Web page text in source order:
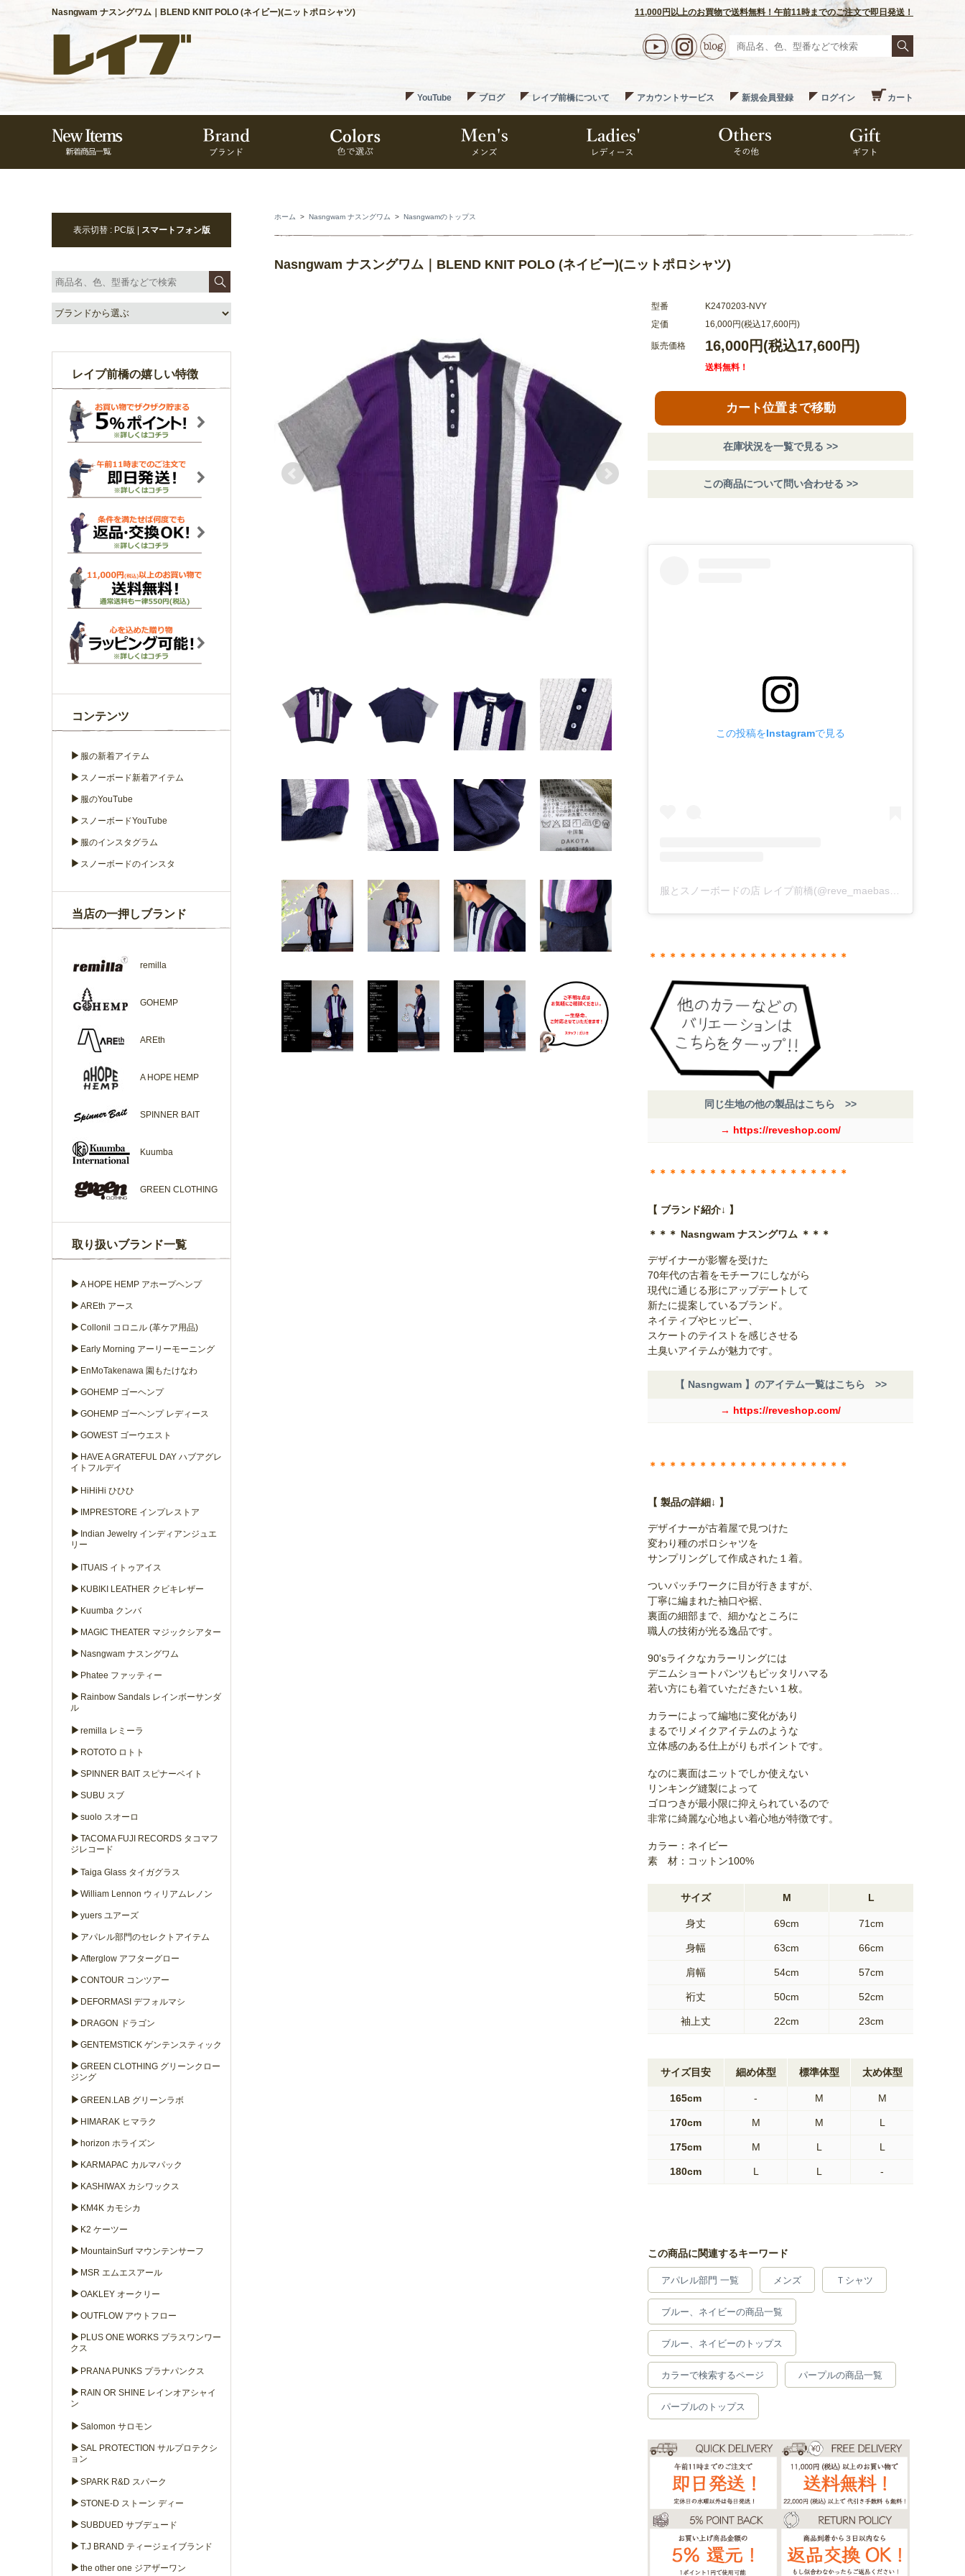
Nasngwam ナスングワム｜BLEND KNIT POLO (ネイビー)(ニットポロシャツ) 11,000円以上のお買物で送料無料！午前11時までのご注文で即日発送！
YouTube ブログ レイブ前橋について アカウントサービス 新規会員登録 ログイン カート
ホーム > Nasngwam ナスングワム > Nasngwamのトップス
Nasngwam ナスングワム｜BLEND KNIT POLO (ネイビー)(ニットポロシャツ)
型番
K2470203-NVY
定価
16,000円(税込17,600円)
販売価格 16,000円(税込17,600円)
送料無料！
カート位置まで移動
在庫状況を一覧で見る >>
この商品について問い合わせる >>
この投稿をInstagramで見る
＊＊＊＊＊＊＊＊＊＊＊＊＊＊＊＊＊＊＊＊
同じ生地の他の製品はこちら >>
→ https://reveshop.com/
＊＊＊＊＊＊＊＊＊＊＊＊＊＊＊＊＊＊＊＊
【 ブランド紹介↓ 】
＊＊＊ Nasngwam ナスングワム ＊＊＊
デザイナーが影響を受けた
70年代の古着をモチーフにしながら
現代に通じる形にアップデートして
新たに提案しているブランド。
ネイティブやヒッピー、
スケートのテイストを感じさせる
土臭いアイテムが魅力です。
【 Nasngwam 】のアイテム一覧はこちら >>
→ https://reveshop.com/
＊＊＊＊＊＊＊＊＊＊＊＊＊＊＊＊＊＊＊＊
【 製品の詳細↓ 】
デザイナーが古着屋で見つけた
変わり種のポロシャツを
サンプリングして作成された１着。
ついパッチワークに目が行きますが、
丁寧に編まれた袖口や裾、
裏面の細部まで、細かなところに
職人の技術が光る逸品です。
90'sライクなカラーリングには
デニムショートパンツもピッタリハマる
若い方にも着ていただきたい１枚。
カラーによって編地に変化があり
まるでリメイクアイテムのような
立体感のある仕上がりもポイントです。
なのに裏面はニットでしか使えない
リンキング縫製によって
ゴロつきが最小限に抑えられているので
非常に綺麗な心地よい着心地が特徴です。
カラー：ネイビー
素 材：コットン100%
サイズ M L
身丈 69cm 71cm
身幅 63cm 66cm
肩幅 54cm 57cm
裄丈 50cm 52cm
袖上丈 22cm 23cm
サイズ目安 細め体型 標準体型 太め体型
165cm - M M
170cm M M L
175cm M L L
180cm L L -
この商品に関連するキーワード
アパレル部門 一覧 メンズ Ｔシャツ
ブルー、ネイビーの商品一覧
ブルー、ネイビーのトップス
カラーで検索するページ パープルの商品一覧
パープルのトップス
表示切替 : PC版 | スマートフォン版
レイブ前橋の嬉しい特徴
コンテンツ
▶ 服の新着アイテム
▶ スノーボード新着アイテム
▶ 服のYouTube
▶ スノーボードYouTube
▶ 服のインスタグラム
▶ スノーボードのインスタ
当店の一押しブランド
remilla
GOHEMP
AREth
A HOPE HEMP
SPINNER BAIT
Kuumba
GREEN CLOTHING
取り扱いブランド一覧
▶ A HOPE HEMP アホープヘンプ
▶ AREth アース
▶ Collonil コロニル (革ケア用品)
▶ Early Morning アーリーモーニング
▶ EnMoTakenawa 園もたけなわ
▶ GOHEMP ゴーヘンプ
▶ GOHEMP ゴーヘンプ レディース
▶ GOWEST ゴーウエスト
▶ HAVE A GRATEFUL DAY ハブアグレ
イトフルデイ
▶ HiHiHi ひひひ
▶ IMPRESTORE インプレストア
▶ Indian Jewelry インディアンジュエ
リー
▶ ITUAIS イトゥアイス
▶ KUBIKI LEATHER クビキレザー
▶ Kuumba クンバ
▶ MAGIC THEATER マジックシアター
▶ Nasngwam ナスングワム
▶ Phatee ファッティー
▶ Rainbow Sandals レインボーサンダ
ル
▶ remilla レミーラ
▶ ROTOTO ロトト
▶ SPINNER BAIT スピナーベイト
▶ SUBU スブ
▶ suolo スオーロ
▶ TACOMA FUJI RECORDS タコマフ
ジレコード
▶ Taiga Glass タイガグラス
▶ William Lennon ウィリアムレノン
▶ yuers ユアーズ
▶ アパレル部門のセレクトアイテム
▶ Afterglow アフターグロー
▶ CONTOUR コンツアー
▶ DEFORMASI デフォルマシ
▶ DRAGON ドラゴン
▶ GENTEMSTICK ゲンテンスティック
▶ GREEN CLOTHING グリーンクロー
ジング
▶ GREEN.LAB グリーンラボ
▶ HIMARAK ヒマラク
▶ horizon ホライズン
▶ KARMAPAC カルマパック
▶ KASHIWAX カシワックス
▶ KM4K カモシカ
▶ K2 ケーツー
▶ MountainSurf マウンテンサーフ
▶ MSR エムエスアール
▶ OAKLEY オークリー
▶ OUTFLOW アウトフロー
▶ PLUS ONE WORKS プラスワンワー
クス
▶ PRANA PUNKS プラナパンクス
▶ RAIN OR SHINE レインオアシャイ
ン
▶ Salomon サロモン
▶ SAL PROTECTION サルプロテクシ
ョン
▶ SPARK R&D スパーク
▶ STONE-D ストーン ディー
▶ SUBDUED サブデュード
▶ T.J BRAND ティージェイブランド
▶ the other one ジアザーワン